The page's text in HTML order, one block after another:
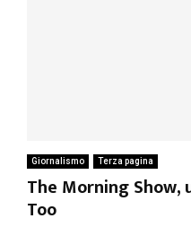
Giornalismo Terza pagina
The Morning Show,
Too